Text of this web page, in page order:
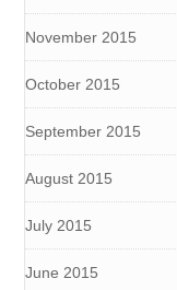
November 2015
October 2015
September 2015
August 2015
July 2015
June 2015